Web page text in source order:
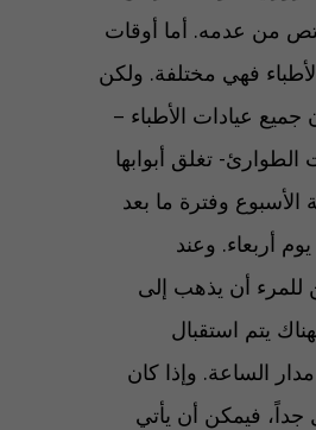
من عدمه. أما أوقات
فهي مختلفة. ولكن
عيادات الأطباء –
الطوارئ- تغلق أبوابها
وفترة ما بعد
أربعاء. وعند
للمرء أن يذهب إلى
يتم استقبال
الساعة. وإذا كان
فيمكن أن يأتي